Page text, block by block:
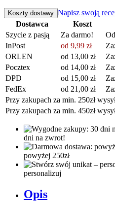
Koszty dostawy Napisz swoją
Dostawca
Koszt
Szycie z pasją
Za darmo!
InPost
od 9,99 zł
ORLEN
od 13,00 zł
Pocztex
od 14,00 zł
DPD
od 15,00 zł
FedEx
od 21,00 zł
Przy zakupach za min. 250zł
Przy zakupach za min. 450zł
dni na zwrot!
powyżej 250zł
personalizuj
Opis